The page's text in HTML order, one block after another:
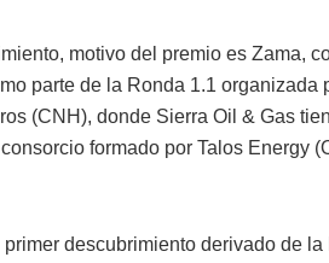
motivo del premio es Zama,
parte de la Ronda 1.1 organizada
(CNH), donde Sierra Oil & Gas
formado por Talos Energy
descubrimiento derivado de